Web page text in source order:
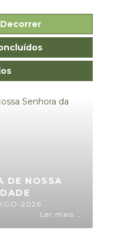
DE NOSSA
2026
Ler mais ...